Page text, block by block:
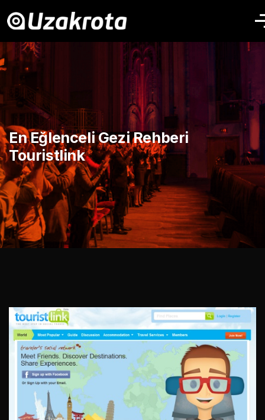
En Eğlenceli Gezi Rehberi
Touristlink